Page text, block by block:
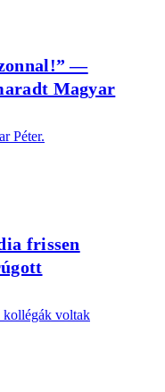
—
Magyar
Péter.
frissen
voltak